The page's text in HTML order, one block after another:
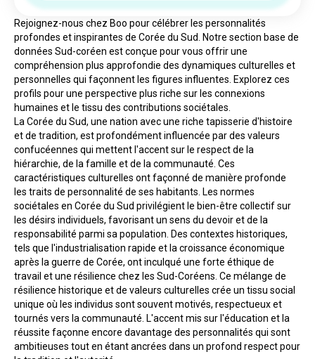
Rejoignez-nous chez Boo pour célébrer les personnalités
profondes et inspirantes de Corée du Sud. Notre section base de
données Sud-coréen est conçue pour vous offrir une
compréhension plus approfondie des dynamiques culturelles et
personnelles qui façonnent les figures influentes. Explorez ces
profils pour une perspective plus riche sur les connexions
humaines et le tissu des contributions sociétales.
La Corée du Sud, une nation avec une riche tapisserie d'histoire
et de tradition, est profondément influencée par des valeurs
confucéennes qui mettent l'accent sur le respect de la
hiérarchie, de la famille et de la communauté. Ces
caractéristiques culturelles ont façonné de manière profonde
les traits de personnalité de ses habitants. Les normes
sociétales en Corée du Sud privilégient le bien-être collectif sur
les désirs individuels, favorisant un sens du devoir et de la
responsabilité parmi sa population. Des contextes historiques,
tels que l'industrialisation rapide et la croissance économique
après la guerre de Corée, ont inculqué une forte éthique de
travail et une résilience chez les Sud-Coréens. Ce mélange de
résilience historique et de valeurs culturelles crée un tissu social
unique où les individus sont souvent motivés, respectueux et
tournés vers la communauté. L'accent mis sur l'éducation et la
réussite façonne encore davantage des personnalités qui sont
ambitieuses tout en étant ancrées dans un profond respect pour